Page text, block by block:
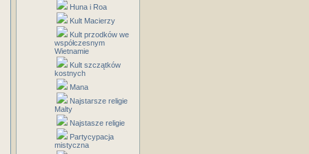
Huna i Roa
Kult Macierzy
Kult przodków we
współczesnym
Wietnamie
Kult szczątków
kostnych
Mana
Najstarsze religie
Malty
Najstasze religie
Partycypacja
mistyczna